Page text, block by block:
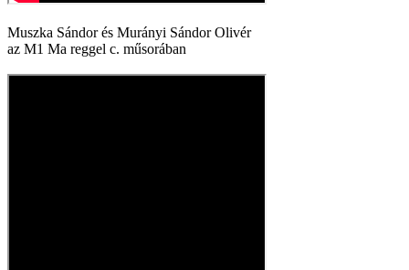
Muszka Sándor és Murányi Sándor Olivér
az M1 Ma reggel c. műsorában